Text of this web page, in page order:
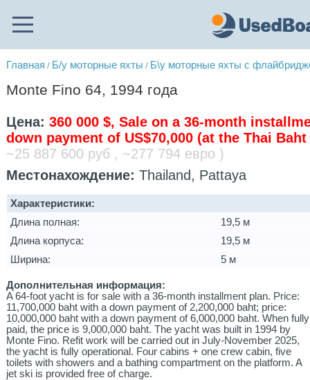
Главная / Б/у моторные яхты / Б\у моторные яхты с
Monte Fino 64, 1994 года
Цена:360 000 $, Sale on a 36-month
down payment of US$70,000 (at the Thai
~25 887 600 руб , ~277 794 евро )
Местонахождение:Thailand, Pattaya
Характеристики:
Длина полная:
19,5 м
Длина корпуса:
19,5 м
Ширина:
5 м
Дополнительная информация:
A 64-foot yacht is for sale with a 36-month installment plan. Price:
11,700,000 baht with a down payment of 2,200,000 baht; price:
10,000,000 baht with a down payment of 6,000,000 baht. When fully
paid, the price is 9,000,000 baht. The yacht was built in 1994 by
Monte Fino. Refit work will be carried out in July-November 2025,
the yacht is fully operational. Four cabins + one crew cabin, five
toilets with showers and a bathing compartment on the platform. A
jet ski is provided free of charge.